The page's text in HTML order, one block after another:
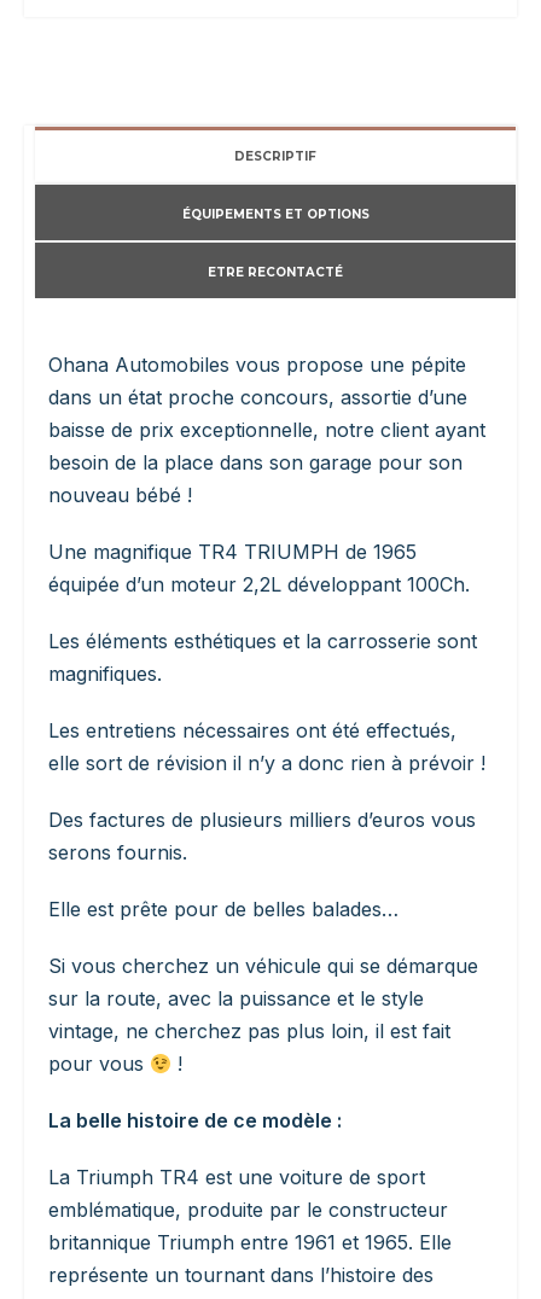
DESCRIPTIF
ÉQUIPEMENTS ET OPTIONS
ETRE RECONTACTÉ
Ohana Automobiles vous propose une pépite
dans un état proche concours, assortie d’une
baisse de prix exceptionnelle, notre client ayant
besoin de la place dans son garage pour son
nouveau bébé !
Une magnifique TR4 TRIUMPH de 1965
équipée d’un moteur 2,2L développant 100Ch.
Les éléments esthétiques et la carrosserie sont
magnifiques.
Les entretiens nécessaires ont été effectués,
elle sort de révision il n’y a donc rien à prévoir !
Des factures de plusieurs milliers d’euros vous
serons fournis.
Elle est prête pour de belles balades…
Si vous cherchez un véhicule qui se démarque
sur la route, avec la puissance et le style
vintage, ne cherchez pas plus loin, il est fait
pour vous
!
La belle histoire de ce modèle :
La Triumph TR4 est une voiture de sport
emblématique, produite par le constructeur
britannique Triumph entre 1961 et 1965. Elle
représente un tournant dans l’histoire des